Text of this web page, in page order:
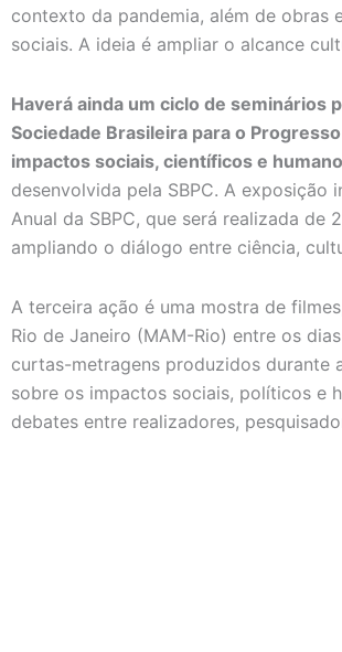
contexto da pandemia, além de obras
sociais. A ideia é ampliar o alcance
Haverá ainda um ciclo de seminários
Sociedade Brasileira para o
impactos sociais, científicos e
desenvolvida pela SBPC. A exposição
Anual da SBPC, que será realizada de
ampliando o diálogo entre ciência,
A terceira ação é uma mostra de
Rio de Janeiro (MAM-Rio) entre os
curtas-metragens produzidos durante
sobre os impactos sociais, políticos e
debates entre realizadores,